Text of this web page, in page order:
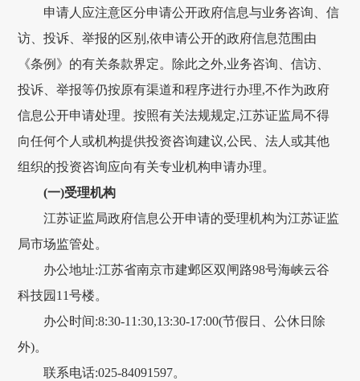
申请人应注意区分申请公开政府信息与业务咨询、信
访、投诉、举报的区别,依申请公开的政府信息范围由
《条例》的有关条款界定。除此之外,业务咨询、信访、
投诉、举报等仍按原有渠道和程序进行办理,不作为政府
信息公开申请处理。按照有关法规规定,江苏证监局不得
向任何个人或机构提供投资咨询建议,公民、法人或其他
组织的投资咨询应向有关专业机构申请办理。
(一)受理机构
江苏证监局政府信息公开申请的受理机构为江苏证监
局市场监管处。
办公地址:江苏省南京市建邺区双闸路98号海峡云谷
科技园11号楼。
办公时间:8:30-11:30,13:30-17:00(节假日、公休日除
外)。
联系电话:025-84091597。